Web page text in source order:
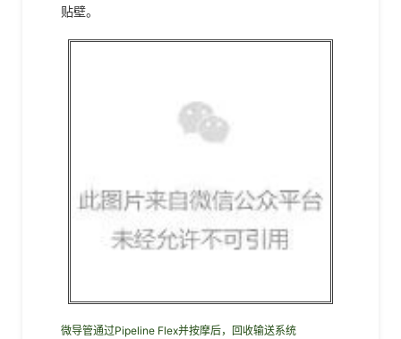
贴壁。
微导管通过Pipeline Flex并按摩后，回收输送系统